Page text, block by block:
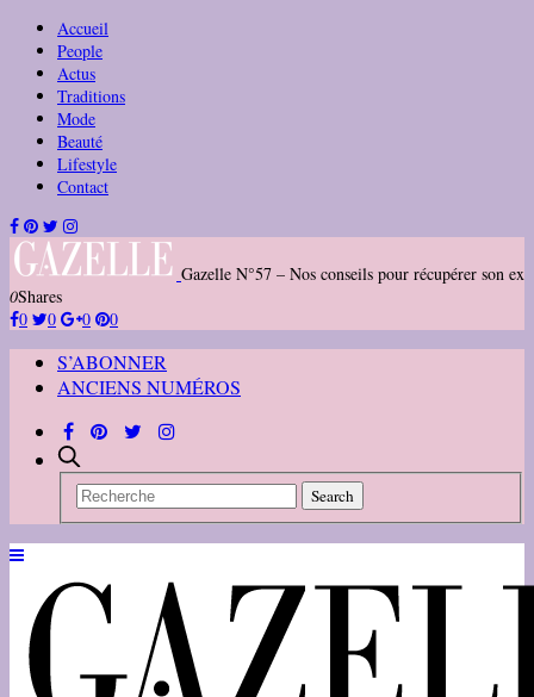
Accueil
People
Actus
Traditions
Mode
Beauté
Lifestyle
Contact
Gazelle N°57 – Nos conseils pour récupérer son ex
0Shares
0
0 0 0
S’ABONNER
ANCIENS NUMÉROS